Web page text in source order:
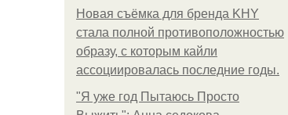
Новая съёмка для бренда KHY
стала полной противоположностью
образу, с которым кайли
ассоциировалась последние годы.
"Я уже год Пытаюсь Просто